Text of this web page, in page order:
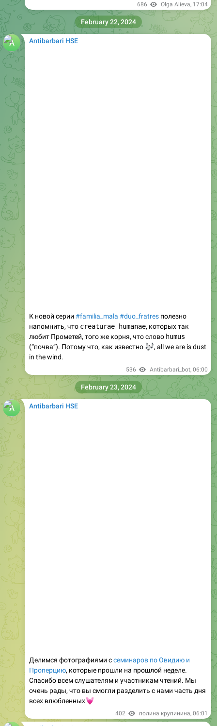
686 Olga Alieva, 17:04
Antibarbari HSE
К новой серии #familia_mala #duo_fratres полезно
напомнить, что creaturae humanae, которых так
любит Прометей, того же корня, что слово humus
(“почва”). Потому что, как известно
🎶, all we are is dust
in the wind.
536 Antibarbari_bot, 06:00
February 22, 2024
Antibarbari HSE
Делимся фотографиями ссеминаров по Овидию и
Проперцию, которые прошли на прошлой неделе.
Спасибо всем слушателям и участникам чтений. Мы
очень рады, что вы смогли разделить с нами часть дня
всех влюбленных
💓
402 полина крупинина, 06:01
February 23, 2024